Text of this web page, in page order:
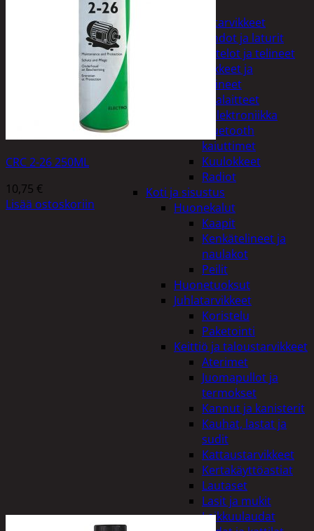
Puhelintarvikkeet
Johdot ja laturit
Kotelot ja telineet
Tv-tarvikkeet ja
seinätelineet
Varavirtalaitteet
Viihde-elektroniikka
Bluetooth
kaiuttimet
Kuulokkeet
Radiot
Koti ja sisustus
Huonekalut
Kaapit
Kenkätelineet ja
naulakot
Peilit
Huonetuoksut
Juhlatarvikkeet
Koristelu
Paketointi
Keittiö ja taloustarvikkeet
Aterimet
Juomapullot ja
termokset
Kannut ja kanisterit
Kauhat, lastat ja
sudit
Kattaustarvikkeet
Kertakäyttöastiat
Lautaset
Lasit ja mukit
Leikkuulaudat
CRC 2-26 250ML
10,75 €
Lisää ostoskoriin